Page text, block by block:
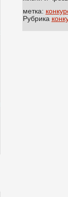
метка:
Рубрика